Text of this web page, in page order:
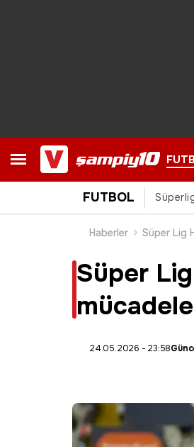
FUTBOL
Haberler Süper Lig
Süper
24.05.2026 - 23:58